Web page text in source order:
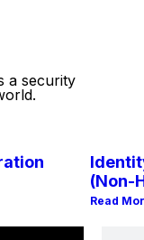
a security
(Non-
Read